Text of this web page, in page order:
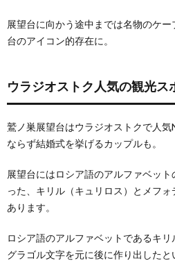
2.
ウラ
鷲ノ
巣展
近く
の観
光地
2.1.
スハノ
記念館
2.2.
太平洋
艦隊の
展望台に向かう途中までは名物のケ
台のアイコン的存在に。
ウラジオストク人気の観光ス
鷲ノ巣展望台はウラジオストクで人
ならず結婚式を挙げるカップルも。
展望台にはロシア語のアルファベッ
った、キリル（キュリロス）とメフ
あります。
ロシア語のアルファベットであるキ
グラゴル文字を元に後に作り出したと